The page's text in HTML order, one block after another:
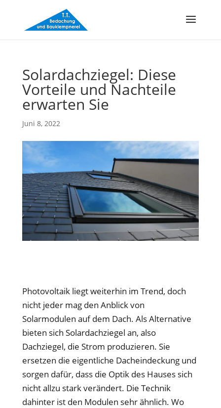
Solardachziegel: Diese
Vorteile und Nachteile
erwarten Sie
Juni 8, 2022
Photovoltaik liegt weiterhin im Trend, doch
nicht jeder mag den Anblick von
Solarmodulen auf dem Dach. Als Alternative
bieten sich Solardachziegel an, also
Dachziegel, die Strom produzieren. Sie
ersetzen die eigentliche Dacheindeckung und
sorgen dafür, dass die Optik des Hauses sich
nicht allzu stark verändert. Die Technik
dahinter ist den Modulen sehr ähnlich. Wo